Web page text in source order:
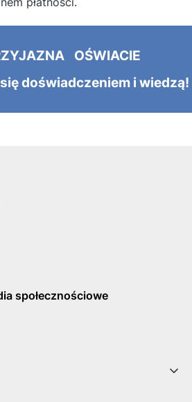
OŚWIACIE
doświadczeniem i wiedzą!
społecznościowe